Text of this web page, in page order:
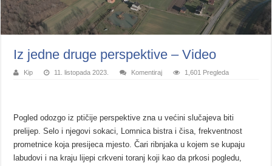
Iz jedne druge perspektive – Video
Kip 11. listopada 2023. Komentiraj 1,601 Pregleda
Pogled odozgo iz ptičije perspektive zna u većini slučajeva biti
prelijep. Selo i njegovi sokaci, Lomnica bistra i čisa, frekventnost
prometnice koja presijeca mjesto. Čari ribnjaka u kojem se kupaju
labudovi i na kraju lijepi crkveni toranj koji kao da prkosi pogledu,